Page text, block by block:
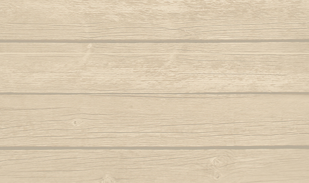
Bahia de outrora
Autor : Mestre Mão Branca (Capoeira
Gerais)
Balança o corpo sinha
Autor : Mestre Pernalonga
Beriba e pau, e pau
Berimbau chamou você
Autor : Mestre
O negro,
Autor : Cobra
O pé passou
O
Autor :
Il est difficile à trouver
L'amitié je la garde
Et du bon bois j'en
Refrain
Quand la nuit
j'entre dans la forêt
Jequitibà et
Le Guatambu je dois
Refrain